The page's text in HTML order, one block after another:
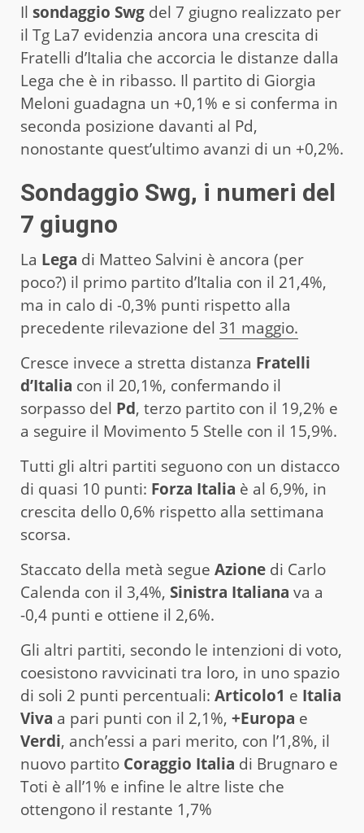
Il sondaggio Swg del 7 giugno realizzato per
il Tg La7 evidenzia ancora una crescita di
Fratelli d’Italia che accorcia le distanze dalla
Lega che è in ribasso. Il partito di Giorgia
Meloni guadagna un +0,1% e si conferma in
seconda posizione davanti al Pd,
nonostante quest’ultimo avanzi di un +0,2%.
Sondaggio Swg, i numeri del
7 giugno
La Lega di Matteo Salvini è ancora (per
poco?) il primo partito d’Italia con il 21,4%,
ma in calo di -0,3% punti rispetto alla
precedente rilevazione del 31 maggio.
Cresce invece a stretta distanza Fratelli
d’Italia con il 20,1%, confermando il
sorpasso del Pd, terzo partito con il 19,2% e
a seguire il Movimento 5 Stelle con il 15,9%.
Tutti gli altri partiti seguono con un distacco
di quasi 10 punti: Forza Italia è al 6,9%, in
crescita dello 0,6% rispetto alla settimana
scorsa.
Staccato della metà segue Azione di Carlo
Calenda con il 3,4%, Sinistra Italiana va a
-0,4 punti e ottiene il 2,6%.
Gli altri partiti, secondo le intenzioni di voto,
coesistono ravvicinati tra loro, in uno spazio
di soli 2 punti percentuali: Articolo1 e Italia
Viva a pari punti con il 2,1%, +Europa e
Verdi, anch’essi a pari merito, con l’1,8%, il
nuovo partito Coraggio Italia di Brugnaro e
Toti è all’1% e infine le altre liste che
ottengono il restante 1,7%